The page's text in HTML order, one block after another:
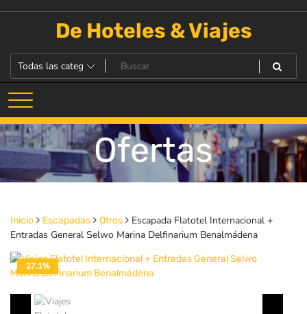
De Hoteles & Viajes
Ofertas
Inicio Escapadas Otros
Escapada Flatotel Internacional +
Entradas General Selwo Marina Delfinarium Benalmádena
27.1%